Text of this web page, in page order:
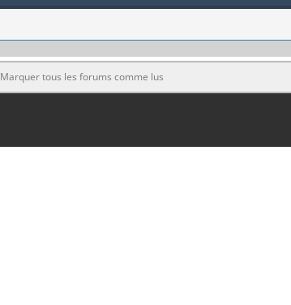
Marquer tous les forums comme lus